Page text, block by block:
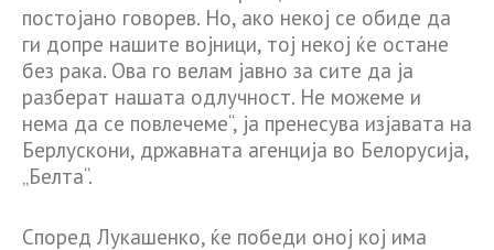
постојано говорев. Но, ако некој се обиде да
ги допре нашите војници, тој некој ќе остане
без рака. Ова го велам јавно за сите да ја
разберат нашата одлучност. Не можеме и
нема да се повлечеме“, ја пренесува изјавата на
Берлускони, државната агенција во Белорусија,
„Белта“.
Според Лукашенко, ќе победи оној кој има